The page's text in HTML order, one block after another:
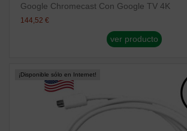
Google Chromecast Con Google TV 4K
144,52 €
ver producto
¡Disponible sólo en Internet!